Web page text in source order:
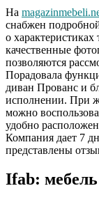
На
снабжен
о
качественные
позволяются
Порадовала
диван Прованс и
исполнении. При
можно
удобно
Компания дает 7
представлены
Ifab: